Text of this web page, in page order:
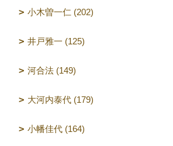
小木曽一仁 (202)
井戸雅一 (125)
河合法 (149)
大河内泰代 (179)
小幡佳代 (164)